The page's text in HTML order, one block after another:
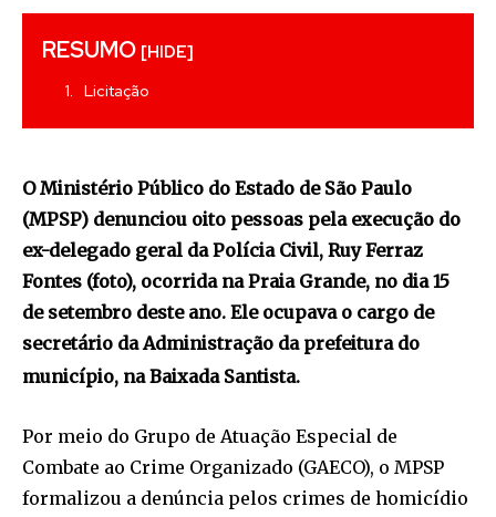
RESUMO [HIDE]
Licitação
O Ministério Público do Estado de São Paulo
(MPSP) denunciou oito pessoas pela execução do
ex-delegado geral da Polícia Civil, Ruy Ferraz
Fontes (foto), ocorrida na Praia Grande, no dia 15
de setembro deste ano. Ele ocupava o cargo de
secretário da Administração da prefeitura do
município, na Baixada Santista.
Por meio do Grupo de Atuação Especial de
Combate ao Crime Organizado (GAECO), o MPSP
formalizou a denúncia pelos crimes de homicídio